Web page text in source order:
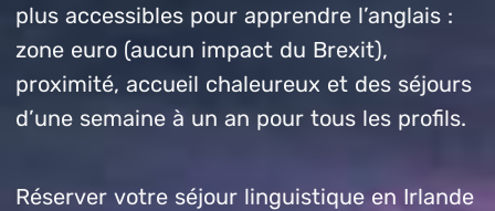
plus accessibles pour apprendre l’anglais :
zone euro (aucun impact du Brexit),
proximité, accueil chaleureux et des séjours
d’une semaine à un an pour tous les profils.
Réserver votre séjour linguistique en Irlande